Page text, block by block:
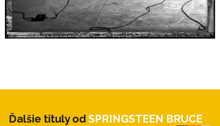
Ďalšie tituly od SPRINGSTEEN BRUCE